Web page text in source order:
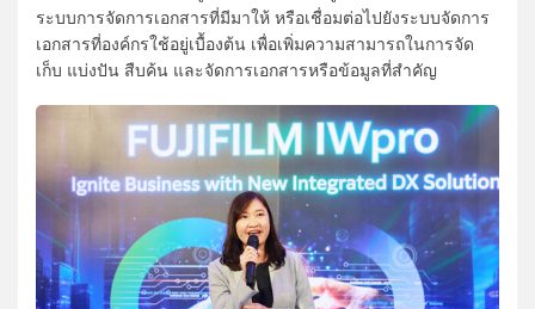
ระบบการจัดการเอกสารที่มีมาให้ หรือเชื่อมต่อไปยังระบบจัดการ
เอกสารที่องค์กรใช้อยู่เบื้องต้น เพื่อเพิ่มความสามารถในการจัด
เก็บ แบ่งปัน สืบค้น และจัดการเอกสารหรือข้อมูลที่สำคัญ